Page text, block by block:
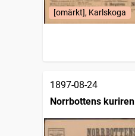
[omärkt], Karlskoga
1897-08-24
Norrbottens kuriren